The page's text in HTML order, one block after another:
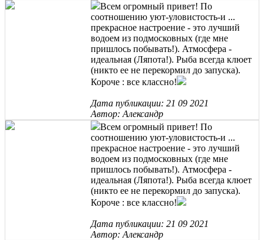
Всем огромный привет! По
соотношению уют-уловистость-и ...
прекрасное настроение - это лучший
водоем из подмосковных (где мне
пришлось побывать!). Атмосфера -
идеальная (Ляпота!). Рыба всегда клюет
(никто ее не перекормил до запуска).
Короче : все классно!
Дата публикации: 21 09 2021
Автор: Александр
Всем огромный привет! По
соотношению уют-уловистость-и ...
прекрасное настроение - это лучший
водоем из подмосковных (где мне
пришлось побывать!). Атмосфера -
идеальная (Ляпота!). Рыба всегда клюет
(никто ее не перекормил до запуска).
Короче : все классно!
Дата публикации: 21 09 2021
Автор: Александр